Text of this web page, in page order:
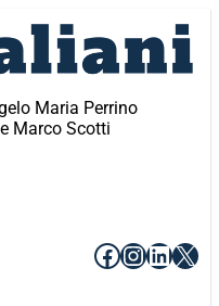
Maria Perrino
Marco Scotti
Facebook
X